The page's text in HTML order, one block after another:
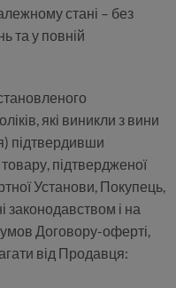
стані – без
та у повній
які виникли з вини
підтвердивши
підтвердженої
Установи, Покупець,
законодавством і на
умов Договору-оферті,
від Продавця: